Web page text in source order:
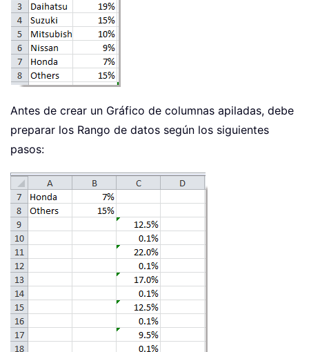
Antes de crear un Gráfico de columnas apiladas, debe
preparar los Rango de datos según los siguientes
pasos: